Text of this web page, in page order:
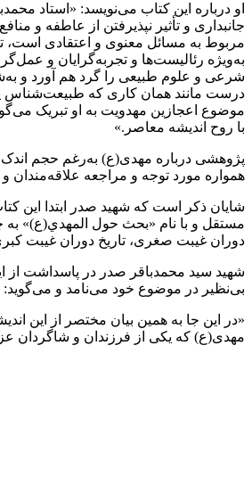
او درباره این کتاب می‌نویسد: «استاد
جانبداری و تأثیر نپذیرفتن از عاطفه و
مربوط به مسائل معنوی و اعتقادی است،
به‌ویژه رئالیست‌ها و تجربه‌گرایان و
شرعی و علوم طبیعی را گرد هم آورد و
درست مانند همان کاری که طبیعت‌شناس
موضوع اعجازین مهدویت به او تبریک
با روح اندیشه معاصر.»
پژوهشی درباره مهدی(ع) به‌رغم حجم اندک،
همواره مورد توجه و مراجعه علاقه‌مندان و
شایان ذکر است که شهید صدر ابتدا این
مستقل و با نام «بحث حول المهدي(ع)» به
دوران غیبت صغری، تاریخ دوران غیبت
شهید سید محمدباقر صدر در پاسداشت از
بی‌نظیر در موضوع خود می‌نامد و می‌گوید:
«در این جا به همین بیان مختصر از این
مهدی(ع) که یکی از فرزندان و شاگردان